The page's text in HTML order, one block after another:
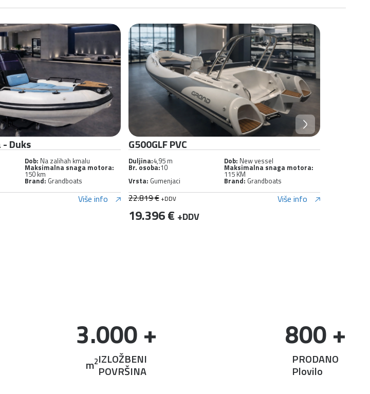
Dob: New vessel
Maksimalna snaga motora:
115 KM
Brand: Grandboats
Više info
G500HGLF Blijedo Bijela
Duljina:4,95 m Dob: New vessel
Br. osoba:10 Maksimalna snaga motora:
115 KM
Vrsta: Gumenjaci Brand: Grandboats
27.886 € +DDV
23.703 € +DDV
Više info
m2IZLOŽBENI
POVRŠINA
3.000 +
PRODANO
Plovilo
800 +